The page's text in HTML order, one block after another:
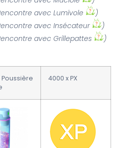
avec Lumivole
)
avec Insécateur
)
avec Grillepattes )
4000 x PX